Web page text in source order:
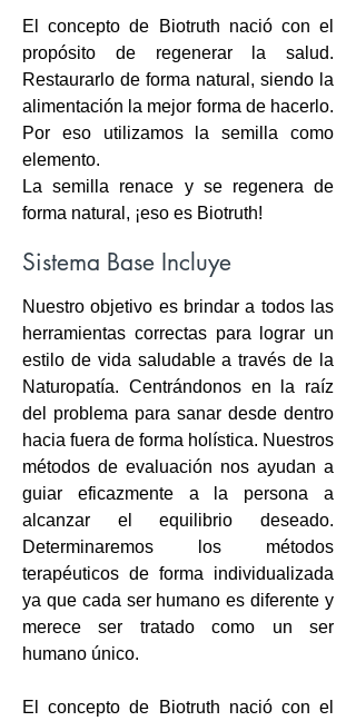
El concepto de Biotruth nació con el
propósito de regenerar la salud.
Restaurarlo de forma natural, siendo la
alimentación la mejor forma de hacerlo.
Por eso utilizamos la semilla como
elemento.
La semilla renace y se regenera de
forma natural, ¡eso es Biotruth!
Sistema Base Incluye
Nuestro objetivo es brindar a todos las
herramientas correctas para lograr un
estilo de vida saludable a través de la
Naturopatía. Centrándonos en la raíz
del problema para sanar desde dentro
hacia fuera de forma holística. Nuestros
métodos de evaluación nos ayudan a
guiar eficazmente a la persona a
alcanzar el equilibrio deseado.
Determinaremos los métodos
terapéuticos de forma individualizada
ya que cada ser humano es diferente y
merece ser tratado como un ser
humano único.
El concepto de Biotruth nació con el